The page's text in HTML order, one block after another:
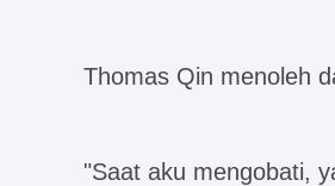
Thomas Qin menoleh
"Saat aku mengobati,